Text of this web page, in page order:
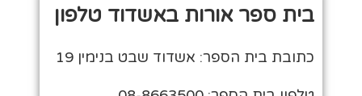
בית ספר אורות באשדוד טלפון
כתובת בית הספר: אשדוד שבט בנימין 19